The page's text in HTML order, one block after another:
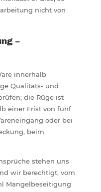
nicht von
–
innerhalb
Qualitäts- und
die Rüge ist
einer Frist von fünf
oder bei
beim
stehen uns
wir berechtigt, vom
Mangelbeseitigung